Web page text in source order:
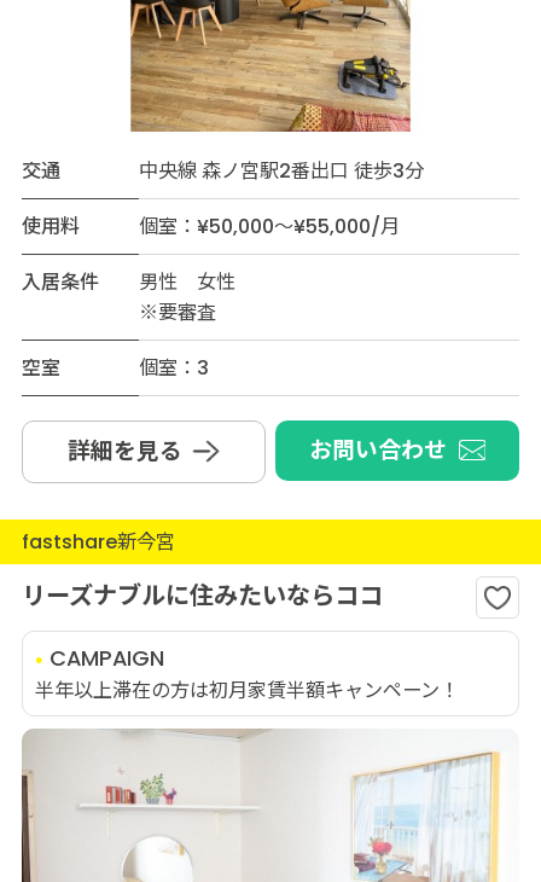
交通
中央線 森ノ宮駅2番出口 徒歩3分
使用料
個室：¥50,000～¥55,000/月
入居条件
男性 女性
※要審査
空室
個室：3
詳細を見る お問い合わせ
fastshare新今宮
リーズナブルに住みたいならココ
CAMPAIGN
半年以上滞在の方は初月家賃半額キャンペーン！